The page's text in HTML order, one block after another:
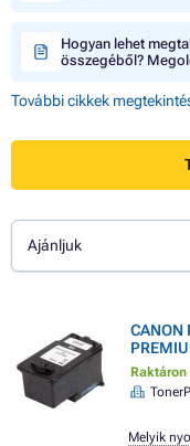
Hogyan lehet
összegéből?
További cikkek
Ajánljuk
CANON
Raktáron
Melyik